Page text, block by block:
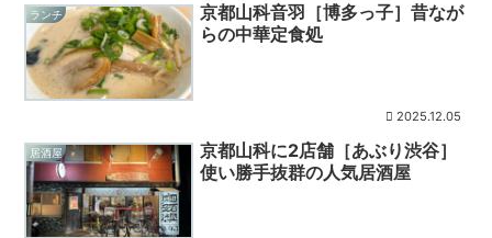
ランチ
京都山科音羽［博多っ子］昔なが
らの中華定食処
2025.12.05
居酒屋
京都山科に2店舗［あぶり渋谷］
使い勝手抜群の人気居酒屋